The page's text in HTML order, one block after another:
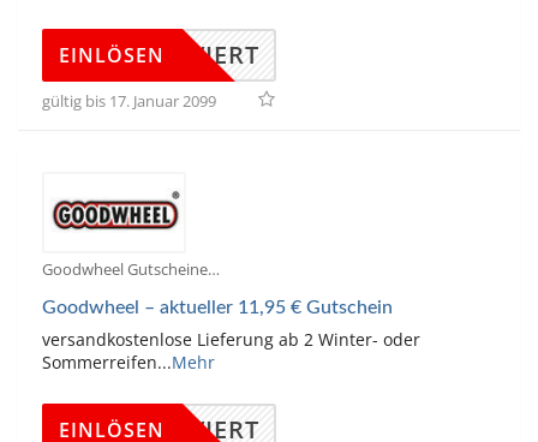
KTIVIERT
EINLÖSEN
gültig bis 17. Januar 2099
Goodwheel Gutscheine
Goodwheel – aktueller 11,95 € Gutschein
versandkostenlose Lieferung ab 2 Winter- oder
Sommerreifen...Mehr
KTIVIERT
EINLÖSEN